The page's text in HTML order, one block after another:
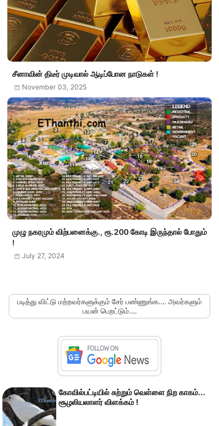
சீனாவின் திடீர் முடிவால் ஆடிப்போன நாடுகள் !
November 03, 2025
முழு நகரமும் விற்பனைக்கு., ரூ.200 கோடி இருந்தால் போதும்
!
July 27, 2024
படித்து விட்டு மற்றவர்களுக்கும் சேர் பண்ணுங்க.... அவர்களும்
பயன் பெறட்டும்....
கோவில்பட்டியில் சுற்றும் வெள்ளை நிற காகம்...
சூழலியலாளர் விளக்கம் !